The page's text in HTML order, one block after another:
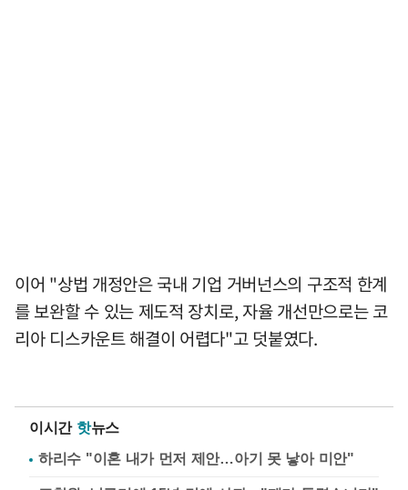
이어 "상법 개정안은 국내 기업 거버넌스의 구조적 한계
를 보완할 수 있는 제도적 장치로, 자율 개선만으로는 코
리아 디스카운트 해결이 어렵다"고 덧붙였다.
이시간 핫뉴스
하리수 "이혼 내가 먼저 제안…아기 못 낳아 미안"